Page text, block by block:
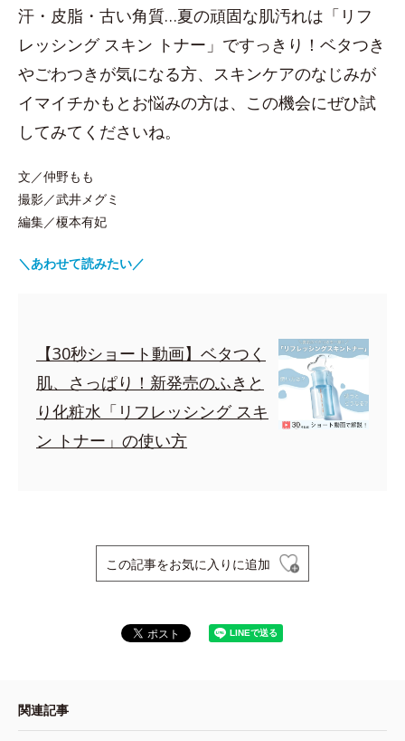
汗・皮脂・古い角質…夏の頑固な肌汚れは「リフ
レッシング スキン トナー」ですっきり！ベタつき
やごわつきが気になる方、スキンケアのなじみが
イマイチかもとお悩みの方は、この機会にぜひ試
してみてくださいね。
文／仲野もも
撮影／武井メグミ
編集／榎本有妃
＼あわせて読みたい／
【30秒ショート動画】ベタつく
肌、さっぱり！新発売のふきと
り化粧水「リフレッシング スキ
ン トナー」の使い方
この記事をお気に入りに追加
関連記事